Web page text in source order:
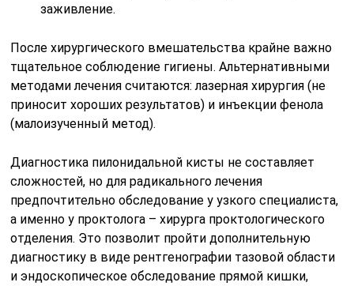
заживление.
После хирургического вмешательства крайне важно
тщательное соблюдение гигиены. Альтернативными
методами лечения считаются: лазерная хирургия (не
приносит хороших результатов) и инъекции фенола
(малоизученный метод).
Диагностика пилонидальной кисты не составляет
сложностей, но для радикального лечения
предпочтительно обследование у узкого специалиста,
а именно у проктолога – хирурга проктологического
отделения. Это позволит пройти дополнительную
диагностику в виде рентгенографии тазовой области
и эндоскопическое обследование прямой кишки,